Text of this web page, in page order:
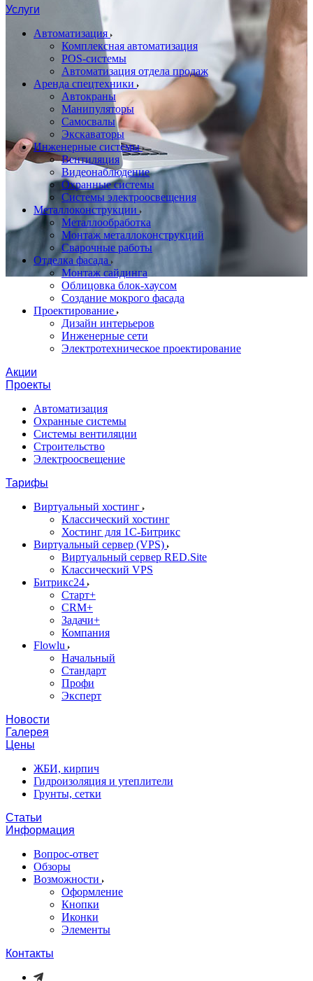
Услуги
Автоматизация
Комплексная автоматизация
POS-системы
Автоматизация отдела продаж
Аренда спецтехники
Автокраны
Манипуляторы
Самосвалы
Экскаваторы
Инженерные системы
Вентиляция
Видеонаблюдение
Охранные системы
Системы электроосвещения
Металлоконструкции
Металлообработка
Монтаж металлоконструкций
Сварочные работы
Отделка фасада
Монтаж сайдинга
Облицовка блок-хаусом
Создание мокрого фасада
Проектирование
Дизайн интерьеров
Инженерные сети
Электротехническое проектирование
Акции
Проекты
Автоматизация
Охранные системы
Системы вентиляции
Строительство
Электроосвещение
Тарифы
Виртуальный хостинг
Классический хостинг
Хостинг для 1С-Битрикс
Виртуальный сервер (VPS)
Виртуальный сервер RED.Site
Классический VPS
Битрикс24
Старт+
CRM+
Задачи+
Компания
Flowlu
Начальный
Стандарт
Профи
Эксперт
Новости
Галерея
Цены
ЖБИ, кирпич
Гидроизоляция и утеплители
Грунты, сетки
Статьи
Информация
Вопрос-ответ
Обзоры
Возможности
Оформление
Кнопки
Иконки
Элементы
Контакты